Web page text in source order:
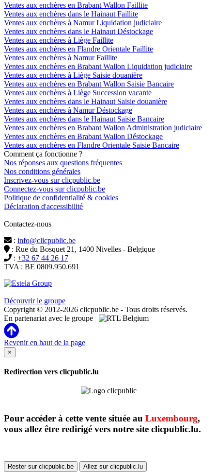
Ventes aux enchères en Brabant Wallon Faillite
Ventes aux enchères dans le Hainaut Faillite
Ventes aux enchères à Namur Liquidation judiciaire
Ventes aux enchères dans le Hainaut Déstockage
Ventes aux enchères à Liège Faillite
Ventes aux enchères en Flandre Orientale Faillite
Ventes aux enchères à Namur Faillite
Ventes aux enchères en Brabant Wallon Liquidation judiciaire
Ventes aux enchères à Liège Saisie douanière
Ventes aux enchères en Brabant Wallon Saisie Bancaire
Ventes aux enchères à Liège Succession vacante
Ventes aux enchères dans le Hainaut Saisie douanière
Ventes aux enchères à Namur Déstockage
Ventes aux enchères dans le Hainaut Saisie Bancaire
Ventes aux enchères en Brabant Wallon Administration judiciaire
Ventes aux enchères en Brabant Wallon Déstockage
Ventes aux enchères en Flandre Orientale Saisie Bancaire
Comment ça fonctionne ?
Nos réponses aux questions fréquentes
Nos conditions générales
Inscrivez-vous sur clicpublic.be
Connectez-vous sur clicpublic.be
Politique de confidentialité & cookies
Déclaration d'accessibilité
Contactez-nous
: info@clicpublic.be
: Rue du Bosquet 21, 1400 Nivelles - Belgique
: +32 67 44 26 17
TVA : BE 0809.950.691
Découvrir le groupe
Copyright © 2012-2026 clicpublic.be - Tous droits réservés.
En partenariat avec le groupe
Revenir en haut de la page
×
Redirection vers clicpublic.lu
Pour accéder à cette vente située au Luxembourg,
vous allez être redirigé vers notre site clicpublic.lu.
Rester sur clicpublic.be Allez sur clicpublic.lu